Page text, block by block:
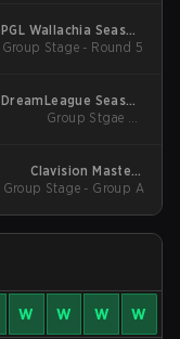
PGL Wallachia Season
7 Main Tournament
Group Stage - Round 5
DreamLeague Season
28
Group Stgae 2 -
Clavision Masters
2025: Snow Ruyi
Group Stage - Group A
W W W W